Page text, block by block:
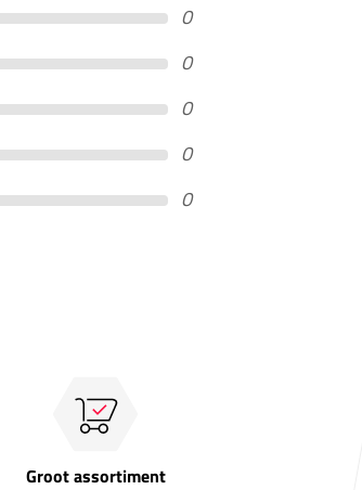
0
0
0
0
0
Groot assortiment